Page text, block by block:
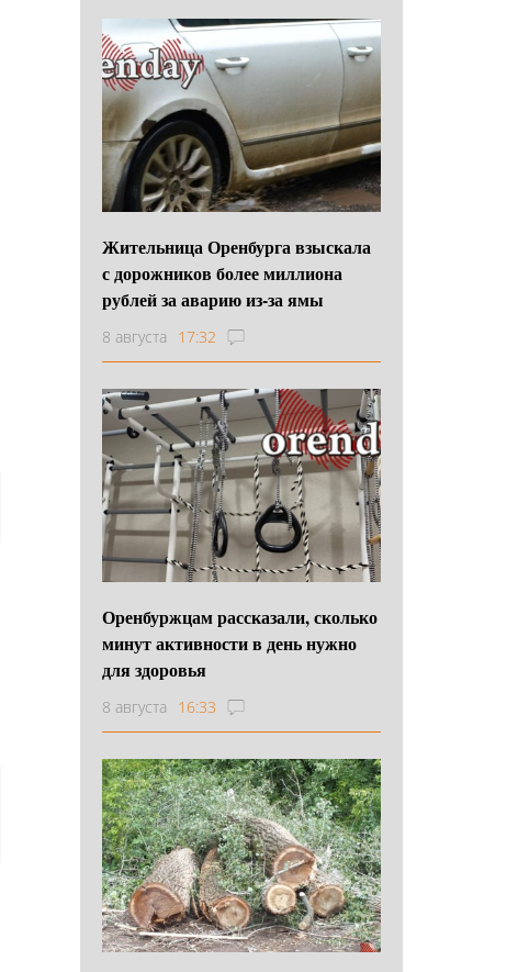
Жительница Оренбурга взыскала
с дорожников более миллиона
рублей за аварию из-за ямы
8 августа 17:32
Оренбуржцам рассказали, сколько
минут активности в день нужно
для здоровья
8 августа 16:33